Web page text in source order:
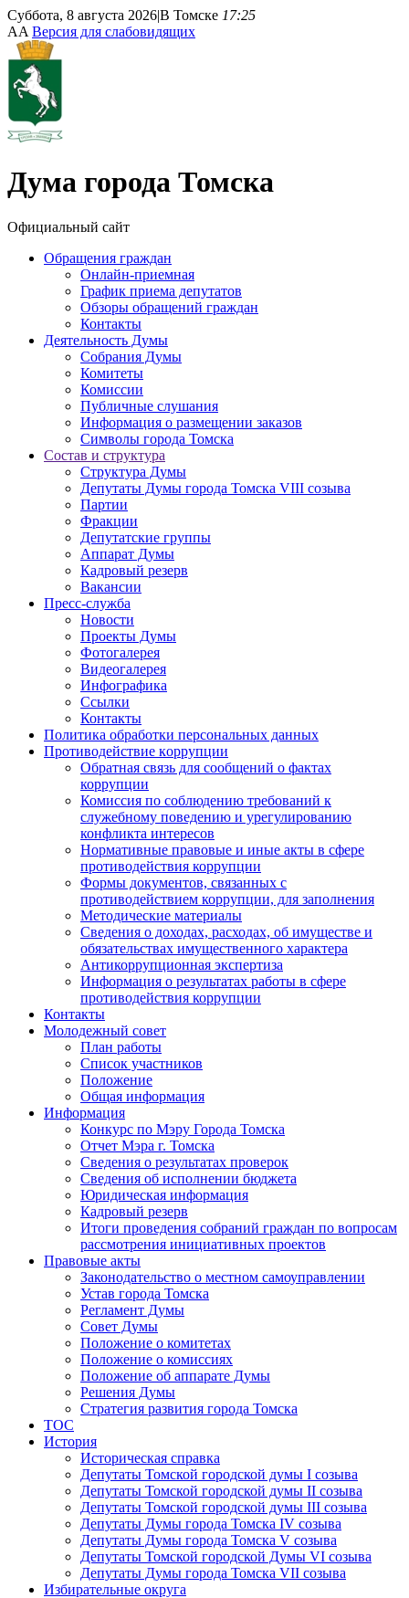
Суббота, 8 августа 2026|В Томске 17:25
AA Версия для слабовидящих
Дума города Томска
Официальный сайт
Обращения граждан
Онлайн-приемная
График приема депутатов
Обзоры обращений граждан
Контакты
Деятельность Думы
Собрания Думы
Комитеты
Комиссии
Публичные слушания
Информация о размещении заказов
Символы города Томска
Состав и структура
Структура Думы
Депутаты Думы города Томска VIII созыва
Партии
Фракции
Депутатские группы
Аппарат Думы
Кадровый резерв
Вакансии
Пресс-служба
Новости
Проекты Думы
Фотогалерея
Видеогалерея
Инфографика
Ссылки
Контакты
Политика обработки персональных данных
Прoтивoдeйствие кoрpупции
Обратная связь для сообщений о фактах
коррупции
Комиссия по соблюдению требований к
служебному поведению и урегулированию
конфликта интересов
Нормативные правовые и иные акты в сфере
противодействия коррупции
Формы документов, связанных с
противодействием коррупции, для заполнения
Методические материалы
Сведения о доходах, расходах, об имуществе и
обязательствах имущественного характера
Антикоррупционная экспертиза
Информация о результатах работы в сфере
противодействия коррупции
Контакты
Молодежный совет
План работы
Список участников
Положение
Общая информация
Информация
Конкурс по Мэру Города Томска
Отчет Мэра г. Томска
Сведения о результатах проверок
Сведения об исполнении бюджета
Юридическая информация
Кадровый резерв
Итоги проведения собраний граждан по вопросам
рассмотрения инициативных проектов
Правовые акты
Законодательство о местном самоуправлении
Устав города Томска
Регламент Думы
Совет Думы
Положение о комитетах
Положение о комиссиях
Положение об аппарате Думы
Решения Думы
Стратегия развития города Томска
ТОС
История
Историческая справка
Депутаты Томской городской думы I созыва
Депутаты Томской городской думы II созыва
Депутаты Томской городской думы III созыва
Депутаты Думы города Томска IV созыва
Депутаты Думы города Томска V созыва
Депутаты Томской городской Думы VI созыва
Депутаты Думы города Томска VII созыва
Избирательные округа